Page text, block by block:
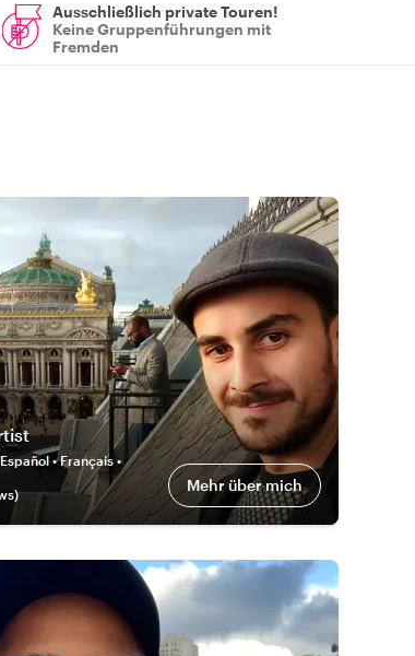
Ausschließlich private Touren!
Keine Gruppenführungen mit
Fremden
• Français •
s) Mehr über mich